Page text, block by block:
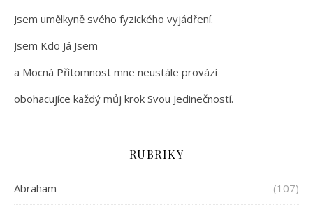
Jsem umělkyně svého fyzického vyjádření.
Jsem Kdo Já Jsem
a Mocná Přítomnost mne neustále provází
obohacujíce každý můj krok Svou Jedinečností.
RUBRIKY
Abraham (107)